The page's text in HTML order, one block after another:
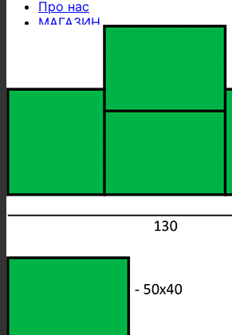
Про нас
МАГАЗИН
Скрині
Для пакування подарунків
УНІВЕРСАЛЬНІ ЯЩИКИ
Лотки (8 см)
Низькі (16 см)
Середні (25 см)
Глибокі (33 см)
Дуже глибокі (40 см)
Підвазонники (14/20см)
Низькі (15 см)
Середні (23 см)
Кришки для ящиків